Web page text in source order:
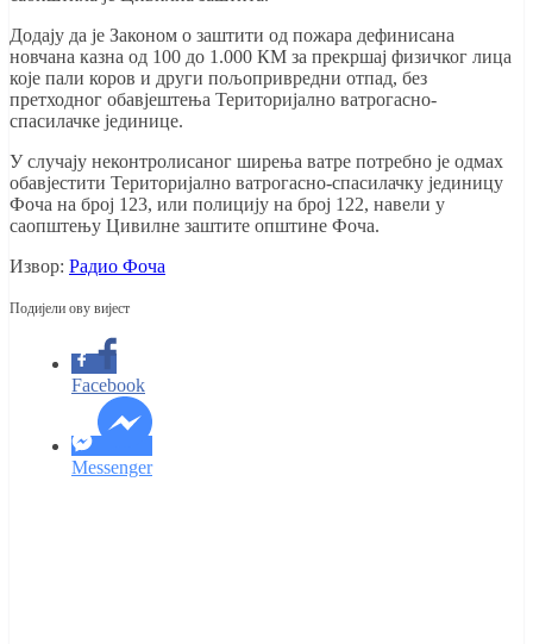
Додају да је Законом о заштити од пожара дефинисана
новчана казна од 100 до 1.000 КМ за прекршај физичког лица
које пали коров и други пољопривредни отпад, без
претходног обавјештења Територијално ватрогасно-
спасилачке јединице.
У случају неконтролисаног ширења ватре потребно је одмах
обавјестити Територијално ватрогасно-спасилачку јединицу
Фоча на број 123, или полицију на број 122, навели у
саопштењу Цивилне заштите општине Фоча.
Извор: Радио Фоча
Подијели ову вијест
Facebook
Messenger